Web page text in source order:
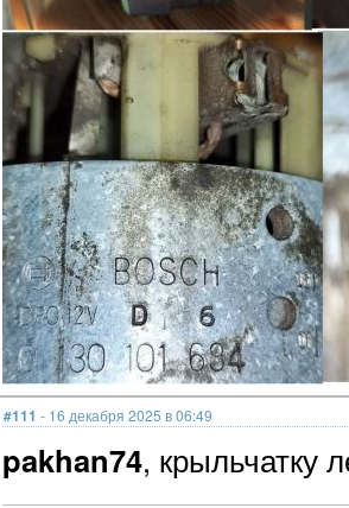
#111 - 16 декабря 2025 в 06:49
pakhan74, крыльчатку